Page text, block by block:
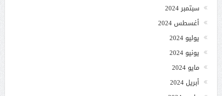
سبتمبر 2024
أغسطس 2024
يوليو 2024
يونيو 2024
مايو 2024
أبريل 2024